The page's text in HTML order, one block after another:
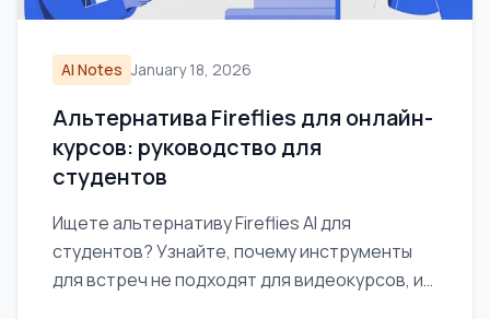
AI Notes January 18, 2026
Альтернатива Fireflies для онлайн-
курсов: руководство для
студентов
Ищете альтернативу Fireflies AI для
студентов? Узнайте, почему инструменты
для встреч не подходят для видеокурсов, и